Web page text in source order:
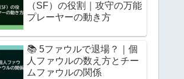
（SF）の役割｜攻守の万能
プレーヤーの動き方
📚 5ファウルで退場？｜個
人ファウルの数え方とチー
ムファウルの関係